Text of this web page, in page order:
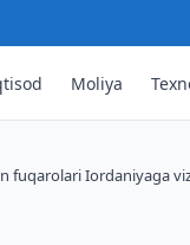
Moliya
fuqarolari Iordaniyaga